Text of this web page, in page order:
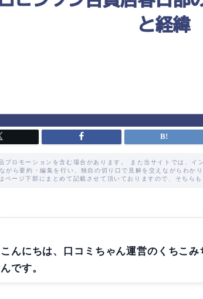
プロモーションを含む場合があります。 また当サイトでは、イ
がら要約・編集を行い、独自の切り口で見解を交えながらわか
ページ下部にまとめて記載させて頂いておりますので、そちらも
こんにちは、口コミちゃん運営のくちこみ
んです。